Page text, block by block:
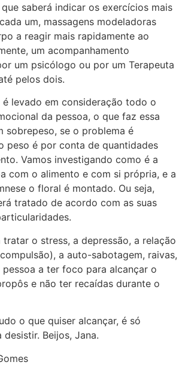
saberá indicar os exercícios mais
um, massagens modeladoras
a reagir mais rapidamente ao
um acompanhamento
um psicólogo ou por um Terapeuta
pelos dois.
é levado em consideração todo o
da pessoa, o que faz essa
sobrepeso, se o problema é
peso é por conta de quantidades
Vamos investigando como é a
com o alimento e com si própria, e a
o floral é montado. Ou seja,
tratado de acordo com as suas
o stress, a depressão, a relação
a auto-sabotagem, raivas,
pessoa a ter foco para alcançar o
e não ter recaídas durante o
o que quiser alcançar, é só
Beijos, Jana.